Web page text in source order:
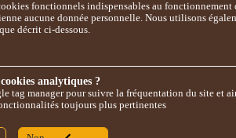
fonctionnels indispensables au fonctionnement
aucune donnée personnelle. Nous utilisons
décrit ci-dessous.
analytiques ?
tag manager pour suivre la fréquentation du site et
toujours plus pertinentes